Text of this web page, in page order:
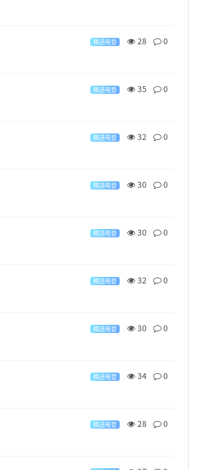
精选电音 28 0
精选电音 35 0
精选电音 32 0
精选电音 30 0
精选电音 30 0
精选电音 32 0
精选电音 30 0
精选电音 34 0
精选电音 28 0